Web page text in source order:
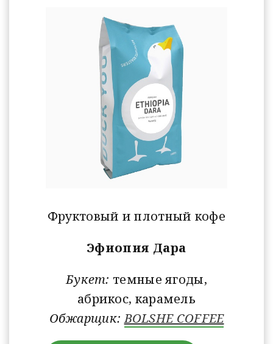
Фруктовый и плотный кофе
Эфиопия Дара
Букет: темные ягоды,
абрикос, карамель
Обжарщик:BOLSHE COFFEE